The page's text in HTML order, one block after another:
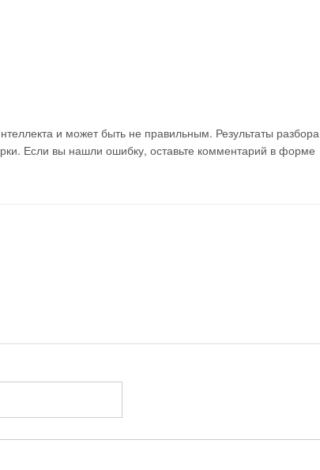
и может быть не правильным. Результаты разбора
Если вы нашли ошибку, оставьте комментарий в форме